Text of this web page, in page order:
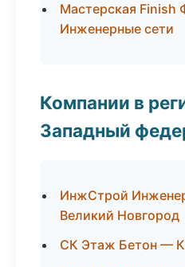
Мастерская Finish
Инженерные сети
Компании в
Западный
ИнжСтрой
Великий Новгород
СК Этаж Бетон —